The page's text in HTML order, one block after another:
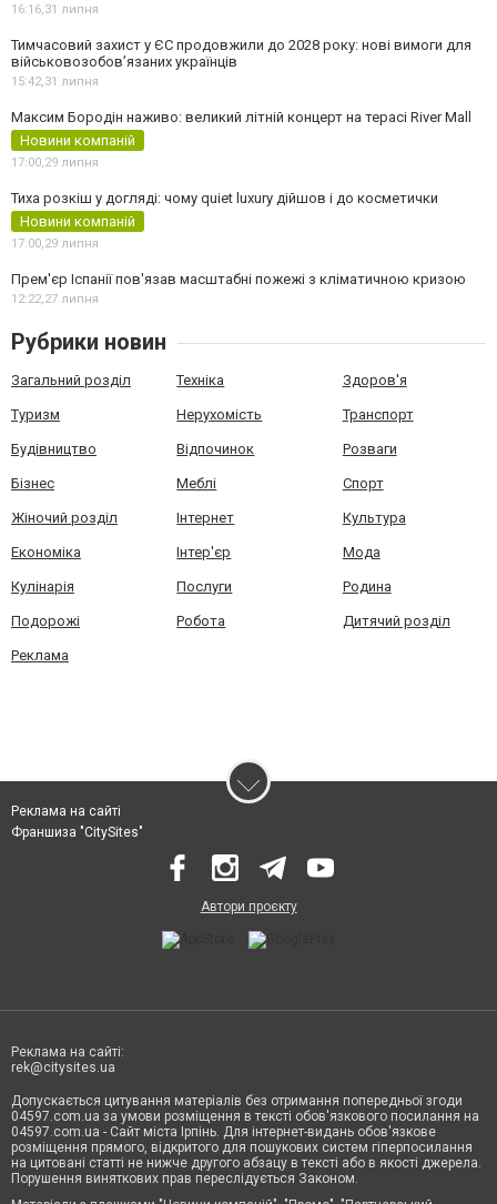
16:16,31 липня
Тимчасовий захист у ЄС продовжили до 2028 року: нові вимоги для
військовозобов’язаних українців
15:42,31 липня
Максим Бородін наживо: великий літній концерт на терасі River Mall
Новини компаній
17:00,29 липня
Тиха розкіш у догляді: чому quiet luxury дійшов і до косметички
Новини компаній
17:00,29 липня
Прем'єр Іспанії пов'язав масштабні пожежі з кліматичною кризою
12:22,27 липня
Рубрики новин
Загальний розділ Техніка Здоров'я
Туризм Нерухомість Транспорт
Будівництво Відпочинок Розваги
Бізнес Меблі Спорт
Жіночий розділ Інтернет Культура
Економіка Інтер'єр Мода
Кулінарія Послуги Родина
Подорожі Робота Дитячий розділ
Реклама
Реклама на сайті
Франшиза "CitySites"
Автори проєкту
Реклама на сайті:
rek@citysites.ua
Допускається цитування матеріалів без отримання попередньої згоди
04597.com.ua за умови розміщення в тексті обов'язкового посилання на
04597.com.ua - Сайт міста Ірпінь. Для інтернет-видань обов'язкове
розміщення прямого, відкритого для пошукових систем гіперпосилання
на цитовані статті не нижче другого абзацу в тексті або в якості джерела.
Порушення виняткових прав переслідується Законом.